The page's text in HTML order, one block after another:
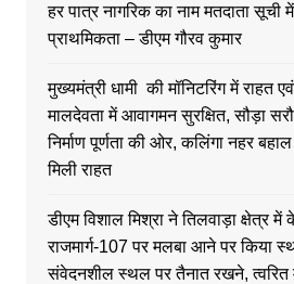
हर पात्र नागरिक का नाम मतदाता सूची
प्राथमिकता – डीएम गौरव कुमार
मुख्यमंत्री धामी की मॉनिटरिंग में राहत एवं
मालदेवता में आवागमन सुरक्षित, सौड़ा
निर्माण पूर्णता की ओर, कलिंगा नहर
मिली राहत
डीएम विशाल मिश्रा ने तिलवाड़ा क्षेत्र में
राजमार्ग-107 पर मलबा आने पर किया
संवेदनशील स्थल पर तैनात रखने, त्वरित